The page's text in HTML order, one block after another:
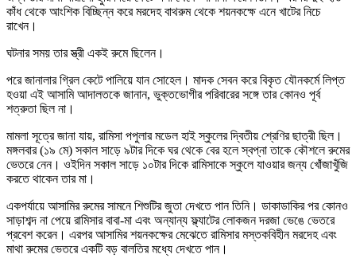
কাঁধ থেকে আংশিক বিচ্ছিন্ন করে মরদেহ বাথরুম থেকে শয়নকক্ষে এনে খাটের নিচে
রাখেন।
ঘটনার সময় তার স্ত্রী একই রুমে ছিলেন।
পরে জানালার গ্রিল কেটে পালিয়ে যান সোহেল। মাদক সেবন করে বিকৃত যৌনকর্মে লিপ্ত
হওয়া এই আসামি আদালতকে জানান, ভুক্তভোগীর পরিবারের সঙ্গে তার কোনও পূর্ব
শত্রুতা ছিল না।
মামলা সূত্রে জানা যায়, রামিসা পপুলার মডেল হাই স্কুলের দ্বিতীয় শ্রেণির ছাত্রী ছিল।
মঙ্গলবার (১৯ মে) সকাল সাড়ে ৯টার দিকে ঘর থেকে বের হলে স্বপ্না তাকে কৌশলে রুমের
ভেতরে নেন। ওইদিন সকাল সাড়ে ১০টার দিকে রামিসাকে স্কুলে যাওয়ার জন্য খোঁজাখুঁজি
করতে থাকেন তার মা।
একপর্যায়ে আসামির রুমের সামনে শিশুটির জুতা দেখতে পান তিনি। ডাকাডাকির পর কোনও
সাড়াশব্দ না পেয়ে রামিসার বাবা-মা এবং অন্যান্য ফ্ল্যাটের লোকজন দরজা ভেঙে ভেতরে
প্রবেশ করেন। এরপর আসামির শয়নকক্ষের মেঝেতে রামিসার মস্তকবিহীন মরদেহ এবং
মাথা রুমের ভেতরে একটি বড় বালতির মধ্যে দেখতে পান।